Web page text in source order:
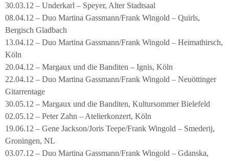
30.03.12 – Underkarl – Speyer, Alter Stadtsaal
08.04.12 – Duo Martina Gassmann/Frank Wingold – Quirls,
Bergisch Gladbach
13.04.12 – Duo Martina Gassmann/Frank Wingold – Heimathirsch,
Köln
20.04.12 – Margaux und die Banditen – Ignis, Köln
22.04.12 – Duo Martina Gassmann/Frank Wingold – Neuöttinger
Gitarrentage
30.05.12 – Margaux und die Banditen, Kultursommer Bielefeld
02.05.12 – Peter Zahn – Atelierkonzert, Köln
19.06.12 – Gene Jackson/Joris Teepe/Frank Wingold – Smederij,
Groningen, NL
03.07.12 – Duo Martina Gassmann/Frank Wingold – Gdanska,